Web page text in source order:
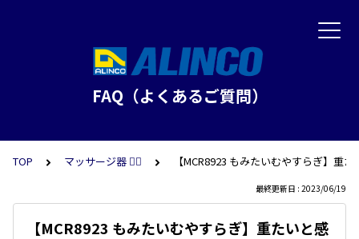
FAQ（よくあるご質問）
TOP マッサージ器 💆‍♂️ 【MCR8923 もみたいむやすらぎ】重
最終更新日 : 2023/06/19
【MCR8923 もみたいむやすらぎ】重たいと感